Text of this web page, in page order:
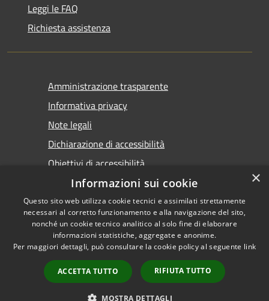
Leggi le FAQ
Richiesta assistenza
Amministrazione trasparente
Informativa privacy
Note legali
Dichiarazione di accessibilità
Obiettivi di accessibilità
Accessibilità
Copyright © 2026 • Comune di
Marsala • Powered by
Municipium•
Accesso
redazione
×
Informazioni sui cookie
Questo sito web utilizza cookie tecnici e assimilati strettamente
necessari al corretto funzionamento e alla navigazione del sito,
nonché un cookie tecnico analitico al solo fine di elaborare
informazioni statistiche, aggregate e anonime.
Per maggiori dettagli, può consultare la cookie policy al seguente link
ACCETTA TUTTO RIFIUTA TUTTO
MOSTRA DETTAGLI